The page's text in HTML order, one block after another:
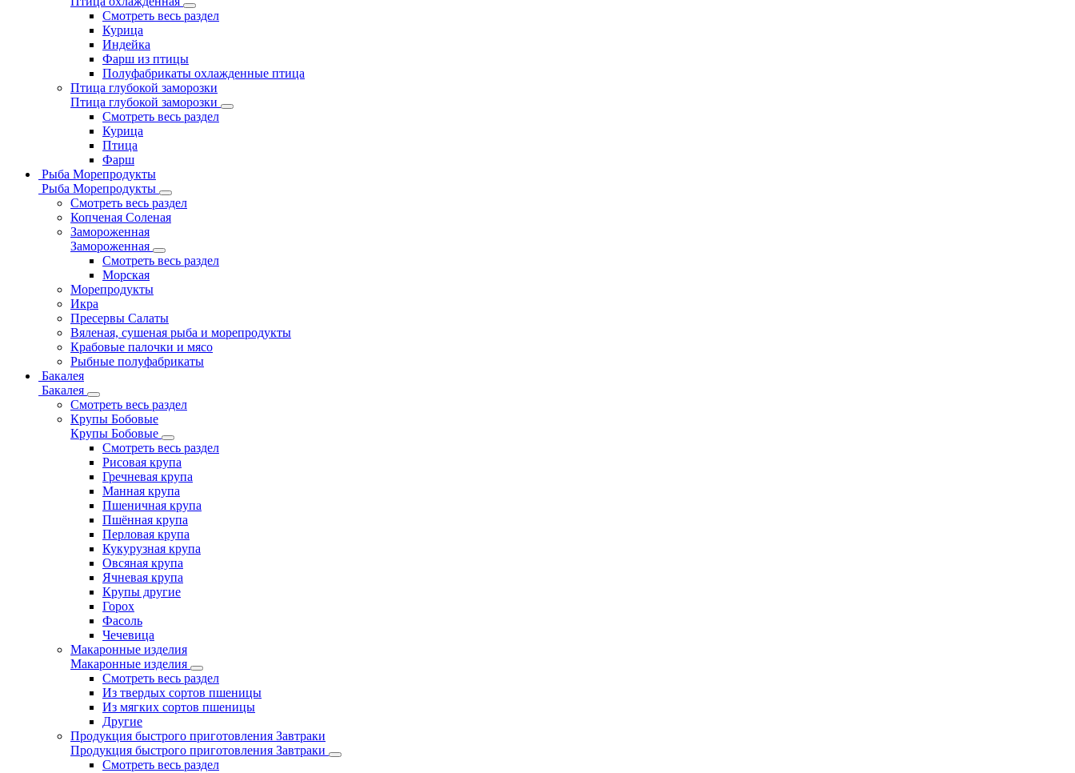
Смотреть весь раздел
Курица
Индейка
Фарш из птицы
Полуфабрикаты охлажденные птица
Птица глубокой заморозки
Птица глубокой заморозки
Смотреть весь раздел
Курица
Птица
Фарш
Рыба Морепродукты
Рыба Морепродукты
Смотреть весь раздел
Копченая Соленая
Замороженная
Замороженная
Смотреть весь раздел
Морская
Морепродукты
Икра
Пресервы Салаты
Вяленая, сушеная рыба и морепродукты
Крабовые палочки и мясо
Рыбные полуфабрикаты
Бакалея
Бакалея
Смотреть весь раздел
Крупы Бобовые
Крупы Бобовые
Смотреть весь раздел
Рисовая крупа
Гречневая крупа
Манная крупа
Пшеничная крупа
Пшённая крупа
Перловая крупа
Кукурузная крупа
Овсяная крупа
Ячневая крупа
Крупы другие
Горох
Фасоль
Чечевица
Макаронные изделия
Макаронные изделия
Смотреть весь раздел
Из твердых сортов пшеницы
Из мягких сортов пшеницы
Другие
Продукция быстрого приготовления Завтраки
Продукция быстрого приготовления Завтраки
Смотреть весь раздел